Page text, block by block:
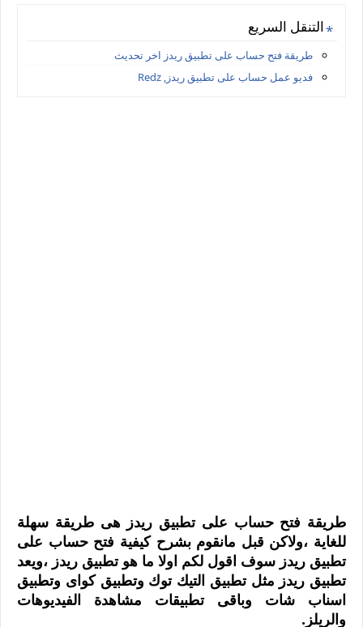
التنقل السريع
طريقة فتح حساب على تطبيق ريدز اخر تحديث
فديو عمل حساب على تطبيق ريدز, Redz
طريقة فتح حساب على تطبيق ريدز هى طريقة سهلة
للغاية ،ولاكن قبل مانقوم بشرح كيفية فتح حساب على
تطبيق ريدز سوف اقول لكم اولا ما هو تطبيق ريدز ،ويعد
تطبيق ريدز مثل تطبيق التيك توك وتطبيق كواى وتطبيق
اسناب شات وباقى تطبيقات مشاهدة الفيديوهات
والريلز.